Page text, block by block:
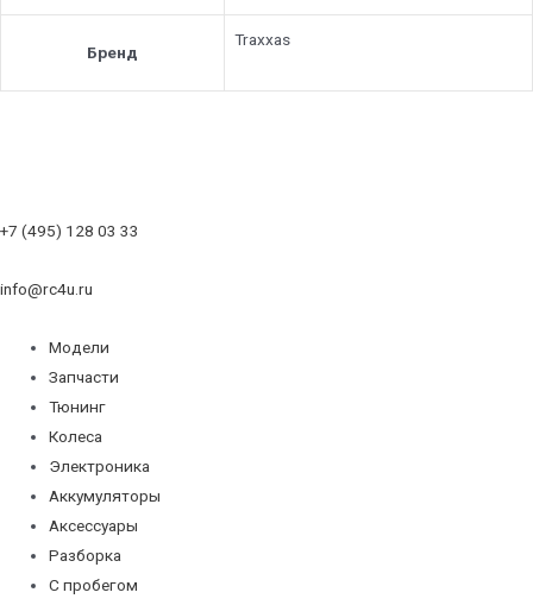
Бренд
Traxxas
+7 (495) 128 03 33
info@rc4u.ru
Модели
Запчасти
Тюнинг
Колеса
Электроника
Аккумуляторы
Аксессуары
Разборка
С пробегом